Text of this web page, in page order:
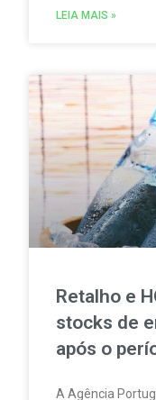
motorizada e
LEIA MAIS »
Retalho e
stocks de
após o
A Agência